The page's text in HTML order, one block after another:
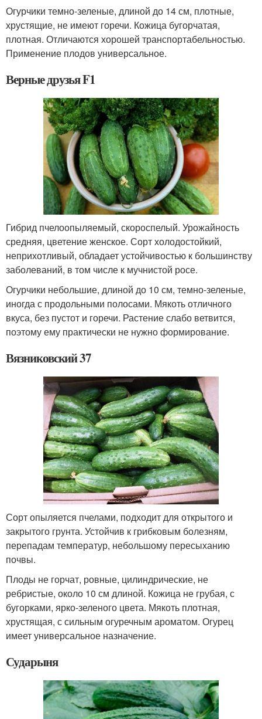
Огурчики темно-зеленые, длиной до 14 см, плотные,
хрустящие, не имеют горечи. Кожица бугорчатая,
плотная. Отличаются хорошей транспортабельностью.
Применение плодов универсальное.
Верные друзья F1
Гибрид пчелоопыляемый, скороспелый. Урожайность
средняя, цветение женское. Сорт холодостойкий,
неприхотливый, обладает устойчивостью к большинству
заболеваний, в том числе к мучнистой росе.
Огурчики небольшие, длиной до 10 см, темно-зеленые,
иногда с продольными полосами. Мякоть отличного
вкуса, без пустот и горечи. Растение слабо ветвится,
поэтому ему практически не нужно формирование.
Вязниковский 37
Сорт опыляется пчелами, подходит для открытого и
закрытого грунта. Устойчив к грибковым болезням,
перепадам температур, небольшому пересыханию
почвы.
Плоды не горчат, ровные, цилиндрические, не
ребристые, около 10 см длиной. Кожица не грубая, с
бугорками, ярко-зеленого цвета. Мякоть плотная,
хрустящая, с сильным огуречным ароматом. Огурец
имеет универсальное назначение.
Сударыня